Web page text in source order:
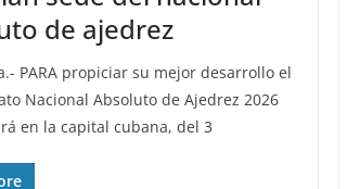
de ajedrez
PARA propiciar su mejor desarrollo el
Nacional Absoluto de Ajedrez 2026
en la capital cubana, del 3